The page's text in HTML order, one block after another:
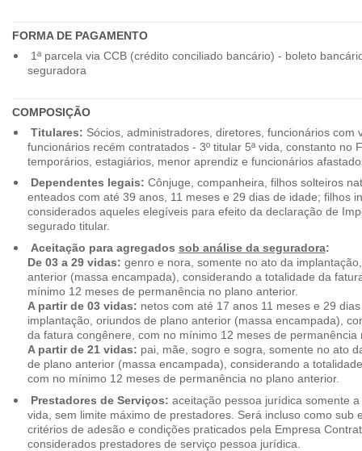
FORMA DE PAGAMENTO
1ª parcela via CCB (crédito conciliado bancário) - boleto
seguradora
COMPOSIÇÃO
Titulares: Sócios, administradores, diretores, funcionários com
funcionários recém contratados - 3º titular 5ª vida, constanto no
temporários, estagiários, menor aprendiz e funcionários
Dependentes legais: Cônjuge, companheira, filhos solteiros
enteados com até 39 anos, 11 meses e 29 dias de idade; filhos
considerados aqueles elegíveis para efeito da declaração de
segurado titular.
Aceitação para agregados sob análise da seguradora:
De 03 a 29 vidas: genro e nora, somente no ato da
anterior (massa encampada), considerando a totalidade da
mínimo 12 meses de permanência no plano anterior.
A partir de 03 vidas: netos com até 17 anos 11 meses e 29
implantação, oriundos de plano anterior (massa encampada),
da fatura congênere, com no mínimo 12 meses de permanência
A partir de 21 vidas: pai, mãe, sogro e sogra, somente no ato
de plano anterior (massa encampada), considerando a
com no mínimo 12 meses de permanência no plano anterior.
Prestadores de Serviços: aceitação pessoa jurídica somente a
vida, sem limite máximo de prestadores. Será incluso como sub
critérios de adesão e condições praticados pela Empresa
considerados prestadores de serviço pessoa jurídica.